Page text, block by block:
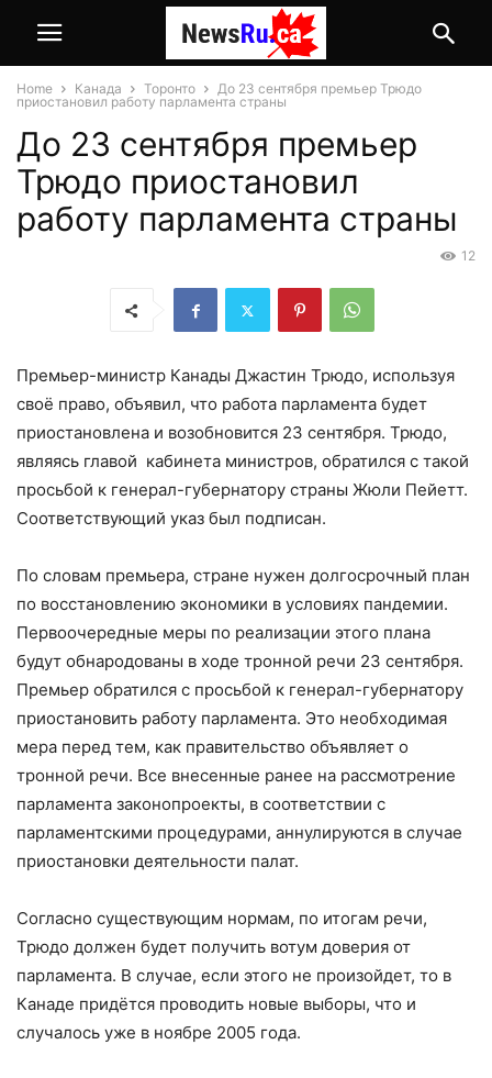
Home Канада Торонто
До 23 сентября премьер Трюдо
приостановил работу парламента страны
До 23 сентября премьер
Трюдо приостановил
работу парламента страны
12
Премьер-министр Канады Джастин Трюдо, используя
своё право, объявил, что работа парламента будет
приостановлена и возобновится 23 сентября. Трюдо,
являясь главой кабинета министров, обратился с такой
просьбой к генерал-губернатору страны Жюли Пейетт.
Соответствующий указ был подписан.
По словам премьера, стране нужен долгосрочный план
по восстановлению экономики в условиях пандемии.
Первоочередные меры по реализации этого плана
будут обнародованы в ходе тронной речи 23 сентября.
Премьер обратился с просьбой к генерал-губернатору
приостановить работу парламента. Это необходимая
мера перед тем, как правительство объявляет о
тронной речи. Все внесенные ранее на рассмотрение
парламента законопроекты, в соответствии с
парламентскими процедурами, аннулируются в случае
приостановки деятельности палат.
Согласно существующим нормам, по итогам речи,
Трюдо должен будет получить вотум доверия от
парламента. В случае, если этого не произойдет, то в
Канаде придётся проводить новые выборы, что и
случалось уже в ноябре 2005 года.